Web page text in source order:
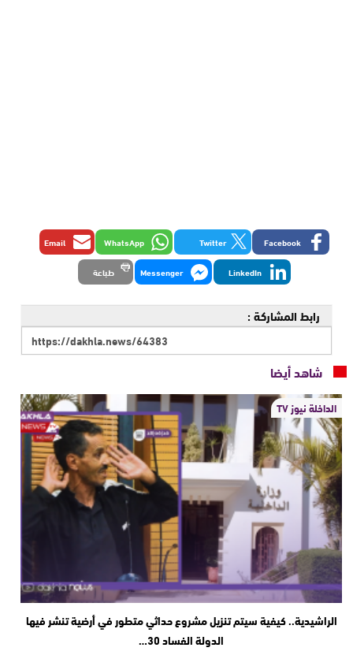
Facebook
Twitter
WhatsApp
Email
LinkedIn
Messenger طباعة
رابط المشاركة :
شاهد أيضا
الداخلة نيوز TV
الراشيدية.. كيفية سيتم تنزيل مشروع حداثي متطور في أرضية تنشر فيها
الدولة الفساد 30…